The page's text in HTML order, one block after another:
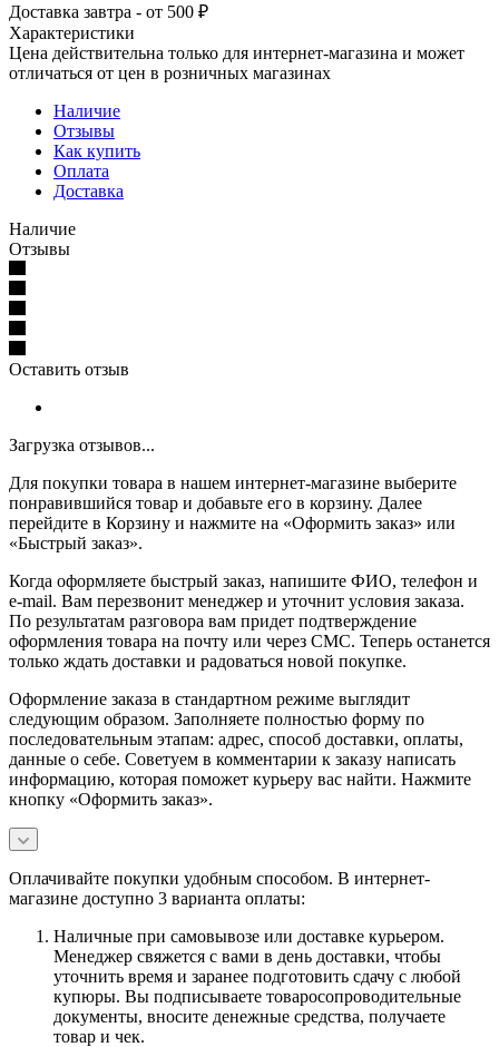
Доставка завтра - от 500 ₽
Характеристики
Цена действительна только для интернет-магазина и может
отличаться от цен в розничных магазинах
Наличие
Отзывы
Как купить
Оплата
Доставка
Наличие
Отзывы
Оставить отзыв
Загрузка отзывов...
Для покупки товара в нашем интернет-магазине выберите
понравившийся товар и добавьте его в корзину. Далее
перейдите в Корзину и нажмите на «Оформить заказ» или
«Быстрый заказ».
Когда оформляете быстрый заказ, напишите ФИО, телефон и
e-mail. Вам перезвонит менеджер и уточнит условия заказа.
По результатам разговора вам придет подтверждение
оформления товара на почту или через СМС. Теперь останется
только ждать доставки и радоваться новой покупке.
Оформление заказа в стандартном режиме выглядит
следующим образом. Заполняете полностью форму по
последовательным этапам: адрес, способ доставки, оплаты,
данные о себе. Советуем в комментарии к заказу написать
информацию, которая поможет курьеру вас найти. Нажмите
кнопку «Оформить заказ».
Оплачивайте покупки удобным способом. В интернет-
магазине доступно 3 варианта оплаты:
Наличные при самовывозе или доставке курьером.
Менеджер свяжется с вами в день доставки, чтобы
уточнить время и заранее подготовить сдачу с любой
купюры. Вы подписываете товаросопроводительные
документы, вносите денежные средства, получаете
товар и чек.